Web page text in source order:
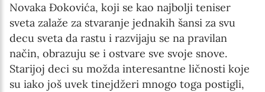
Novaka Đokovića, koji se kao najbolji teniser
sveta zalaže za stvaranje jednakih šansi za svu
decu sveta da rastu i razvijaju se na pravilan
način, obrazuju se i ostvare sve svoje snove.
Starijoj deci su možda interesantne ličnosti koje
su iako još uvek tinejdžeri mnogo toga postigli,